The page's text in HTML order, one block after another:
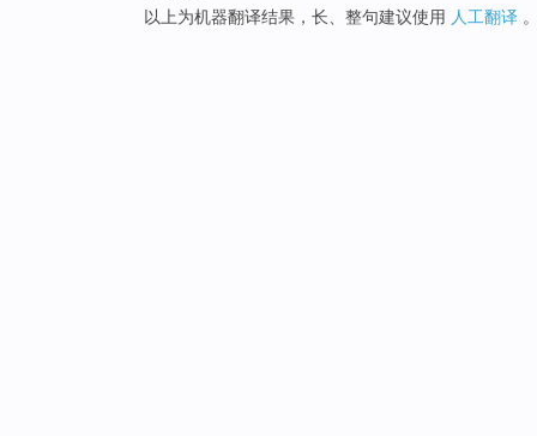
以上为机器翻译结果，长、整句建议使用 人工翻译